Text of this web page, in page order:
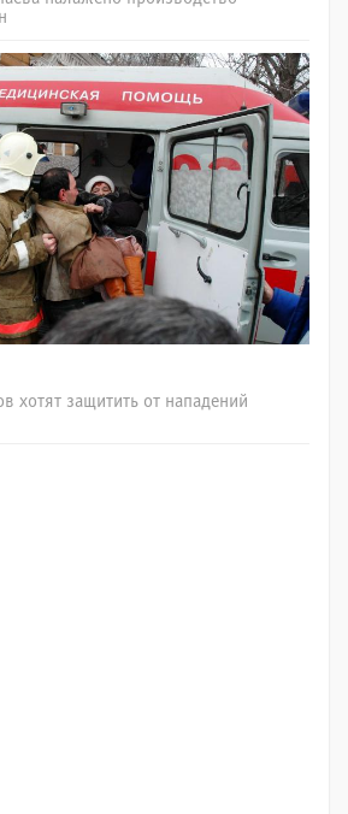
хотят защитить от нападений